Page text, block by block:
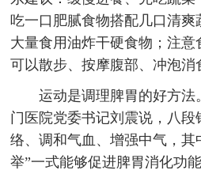
吃一口肥腻食物搭配几口清
大量食用油炸干硬食物；注
可以散步、按摩腹部、冲泡消
运动是调理脾胃的好方法
门医院党委书记刘震说，八
络、调和气血、增强中气，其
举”一式能够促进脾胃消化功